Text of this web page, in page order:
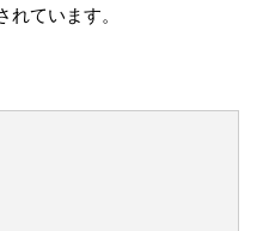
ています。